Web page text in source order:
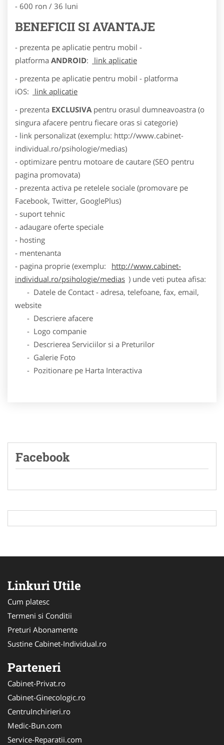
- 600 ron / 36 luni
BENEFICII SI AVANTAJE
- prezenta pe aplicatie pentru mobil -
platforma ANDROID:
link aplicatie
- prezenta pe aplicatie pentru mobil - platforma
iOS:
link aplicatie
- prezenta EXCLUSIVA pentru orasul dumneavoastra (o
singura afacere pentru fiecare oras si categorie)
- link personalizat (exemplu: http://www.cabinet-
individual.ro/psihologie/medias)
- optimizare pentru motoare de cautare (SEO pentru
pagina promovata)
- prezenta activa pe retelele sociale (promovare pe
Facebook, Twitter, GooglePlus)
- suport tehnic
- adaugare oferte speciale
- hosting
- mentenanta
- pagina proprie (exemplu:
http://www.cabinet-
individual.ro/psihologie/medias ) unde veti putea afisa:
- Datele de Contact - adresa, telefoane, fax, email,
website
- Descriere afacere
- Logo companie
- Descrierea Serviciilor si a Preturilor
- Galerie Foto
- Pozitionare pe Harta Interactiva
Facebook
Linkuri Utile
Cum platesc
Termeni si Conditii
Preturi Abonamente
Sustine Cabinet-Individual.ro
Parteneri
Cabinet-Privat.ro
Cabinet-Ginecologic.ro
CentruInchirieri.ro
Medic-Bun.com
Service-Reparatii.com